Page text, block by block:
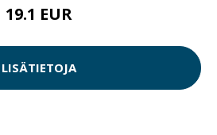
19.1 EUR
LISÄTIETOJA